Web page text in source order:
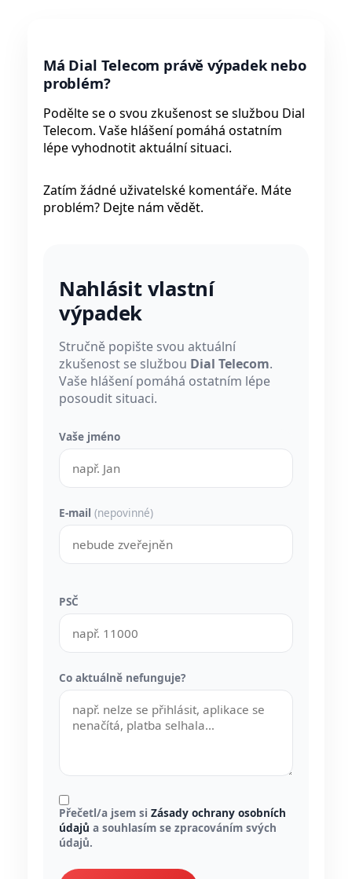
Má Dial Telecom právě výpadek nebo
problém?
Podělte se o svou zkušenost se službou Dial
Telecom. Vaše hlášení pomáhá ostatním
lépe vyhodnotit aktuální situaci.
Zatím žádné uživatelské komentáře. Máte
problém? Dejte nám vědět.
Nahlásit vlastní
výpadek
Stručně popište svou aktuální
zkušenost se službou Dial Telecom.
Vaše hlášení pomáhá ostatním lépe
posoudit situaci.
Vaše jméno
E-mail (nepovinné)
PSČ
Co aktuálně nefunguje?
Přečetl/a jsem si Zásady ochrany osobních
údajů a souhlasím se zpracováním svých
údajů.